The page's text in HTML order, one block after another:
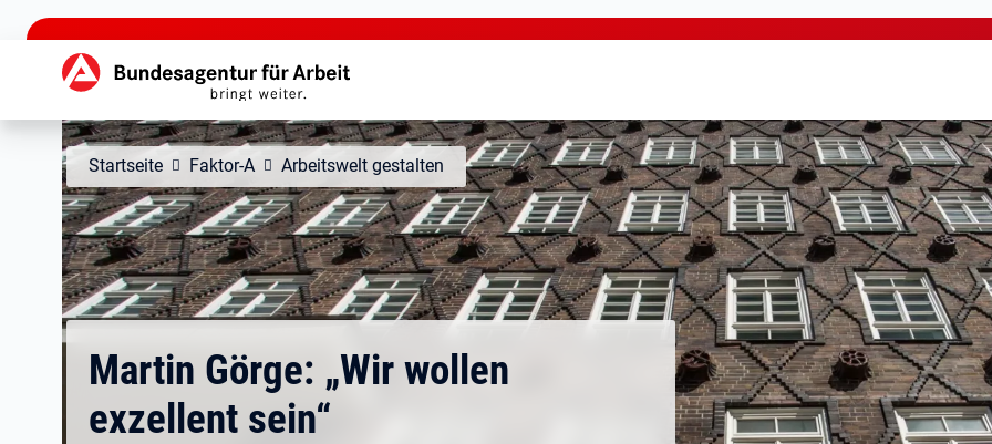
zu den Hauptinhalten springen
Hauptnavigation
Startseite Faktor-A Arbeitswelt gestalten
Martin Görge: „Wir wollen
exzellent sein“